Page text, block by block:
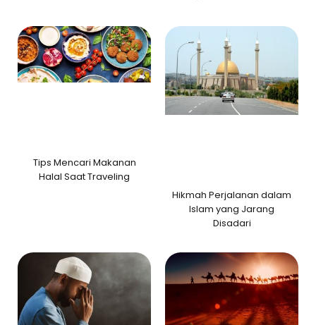
Tips Mencari Makanan
Halal Saat Traveling
Hikmah Perjalanan dalam
Islam yang Jarang
Disadari